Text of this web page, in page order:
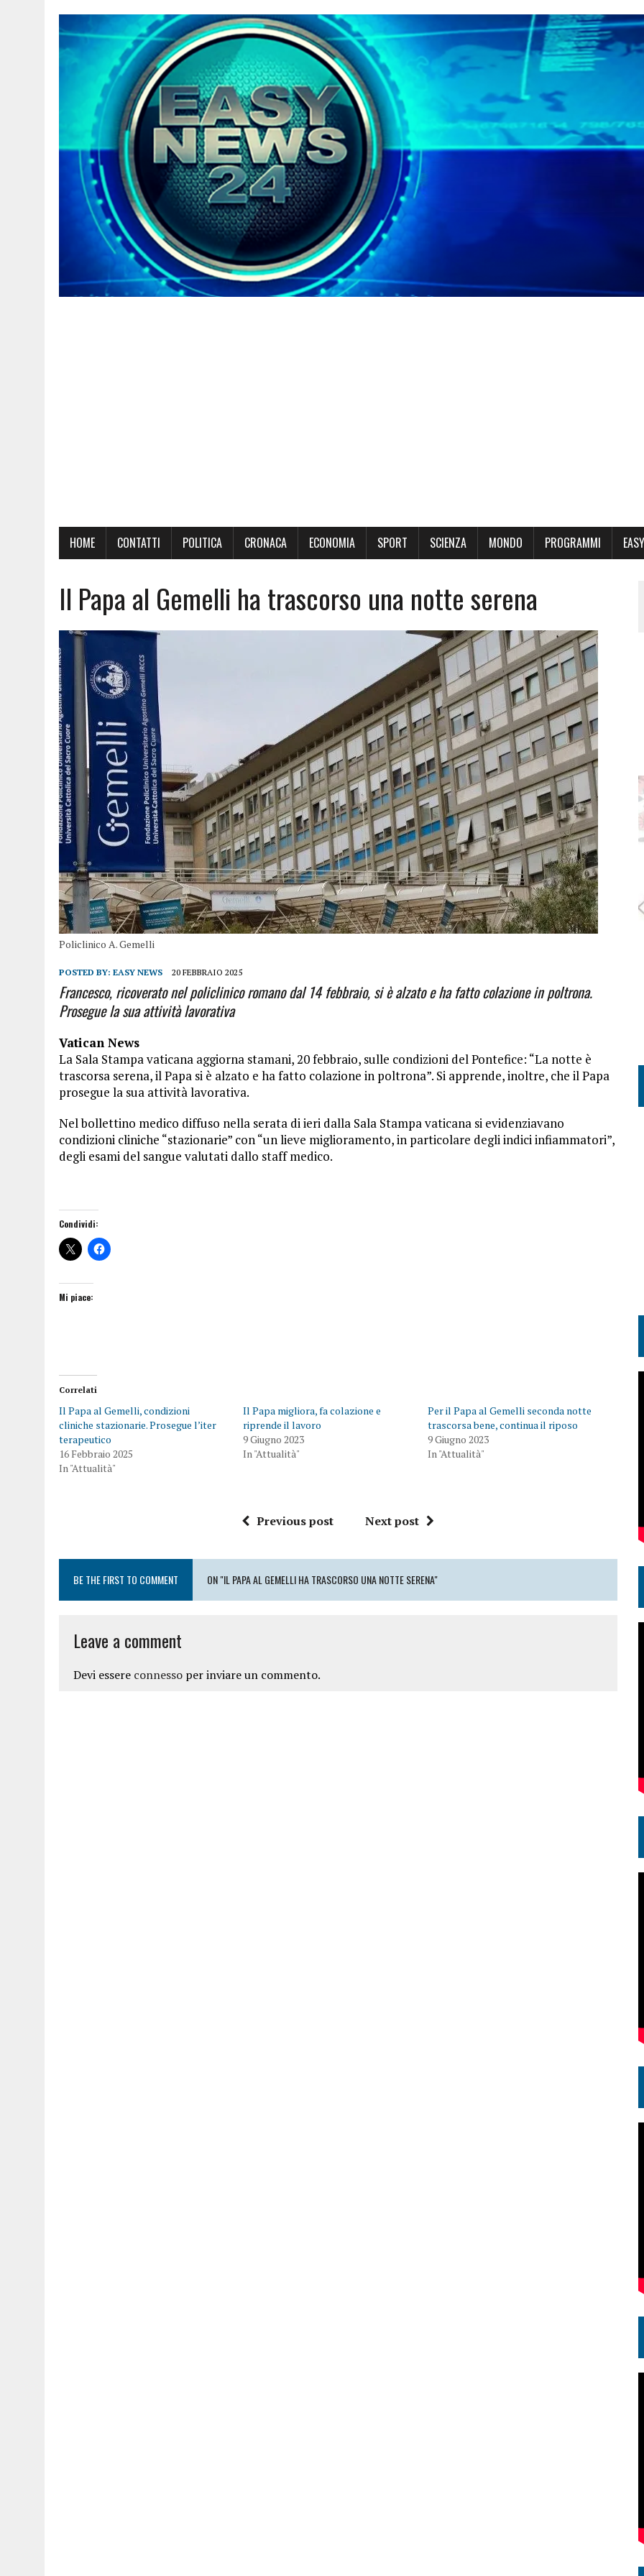
HOME CONTATTI POLITICA CRONACA ECONOMIA SPORT SCIENZA MONDO PROGRAMMI
Il Papa al Gemelli ha trascorso una notte serena
Policlinico A. Gemelli
POSTED BY: EASY NEWS 20 FEBBRAIO 2025
Francesco, ricoverato nel policlinico romano dal 14 febbraio, si è alzato e ha fatto colazione in poltrona.
Prosegue la sua attività lavorativa
Vatican News
La Sala Stampa vaticana aggiorna stamani, 20 febbraio, sulle condizioni del Pontefice: “La notte è
trascorsa serena, il Papa si è alzato e ha fatto colazione in poltrona”. Si apprende, inoltre, che il Papa
prosegue la sua attività lavorativa.
Nel bollettino medico diffuso nella serata di ieri dalla Sala Stampa vaticana si evidenziavano
condizioni cliniche “stazionarie” con “un lieve miglioramento, in particolare degli indici infiammatori”,
degli esami del sangue valutati dallo staff medico.
Condividi:
Mi piace:
Correlati
Il Papa al Gemelli, condizioni
cliniche stazionarie. Prosegue l’iter
terapeutico
16 Febbraio 2025
In "Attualità"
Il Papa migliora, fa colazione e
riprende il lavoro
9 Giugno 2023
In "Attualità"
Per il Papa al Gemelli seconda notte
trascorsa bene, continua il riposo
9 Giugno 2023
In "Attualità"
Previous post Next post
BE THE FIRST TO COMMENT ON "IL PAPA AL GEMELLI HA TRASCORSO UNA NOTTE SERENA"
Leave a comment
Devi essere connesso per inviare un commento.